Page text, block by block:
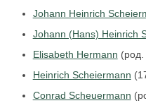
Johann Heinrich
Johann (Hans) Heinrich
Elisabeth Hermann
Heinrich Scheiermann
Conrad Scheuermann